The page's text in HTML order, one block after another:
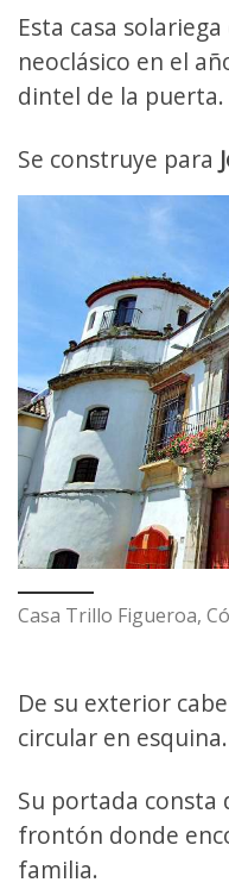
Esta casa
neoclásico en el
dintel de la puerta.
Se construye para
Casa Trillo Figueroa,
De su exterior
circular en esquina.
Su portada consta
frontón donde
familia.